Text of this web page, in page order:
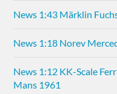
News 1:43 Märklin
News 1:18 Norev
News 1:12 KK-Scale
Mans 1961